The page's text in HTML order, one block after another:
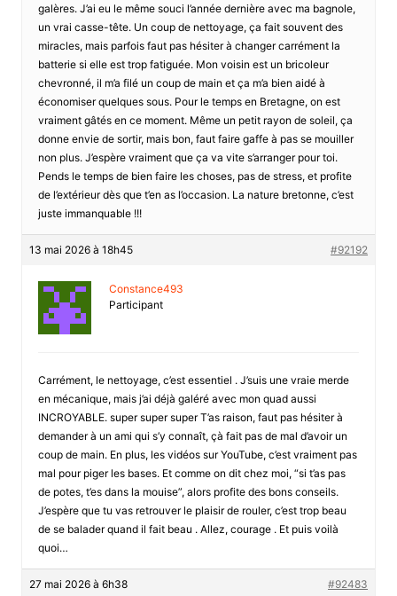
galères. J’ai eu le même souci l’année dernière avec ma bagnole,
un vrai casse-tête. Un coup de nettoyage, ça fait souvent des
miracles, mais parfois faut pas hésiter à changer carrément la
batterie si elle est trop fatiguée. Mon voisin est un bricoleur
chevronné, il m’a filé un coup de main et ça m’a bien aidé à
économiser quelques sous. Pour le temps en Bretagne, on est
vraiment gâtés en ce moment. Même un petit rayon de soleil, ça
donne envie de sortir, mais bon, faut faire gaffe à pas se mouiller
non plus. J’espère vraiment que ça va vite s’arranger pour toi.
Pends le temps de bien faire les choses, pas de stress, et profite
de l’extérieur dès que t’en as l’occasion. La nature bretonne, c’est
juste immanquable !!!
13 mai 2026 à 18h45 #92192
Constance493
Participant
Carrément, le nettoyage, c’est essentiel . J’suis une vraie merde
en mécanique, mais j’ai déjà galéré avec mon quad aussi
INCROYABLE. super super super T’as raison, faut pas hésiter à
demander à un ami qui s’y connaît, çà fait pas de mal d’avoir un
coup de main. En plus, les vidéos sur YouTube, c’est vraiment pas
mal pour piger les bases. Et comme on dit chez moi, “si t’as pas
de potes, t’es dans la mouise”, alors profite des bons conseils.
J’espère que tu vas retrouver le plaisir de rouler, c’est trop beau
de se balader quand il fait beau . Allez, courage . Et puis voilà
quoi…
27 mai 2026 à 6h38 #92483